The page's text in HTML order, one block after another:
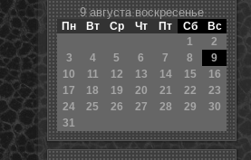
9 августа воскресенье
Пн Вт Ср Чт Пт Сб
Вс
1
2
3
4 5 6 7 8
9
10
11 12 13 14 15
16
17
18 19 20 21 22
23
24
25 26 27 28 29
30
31